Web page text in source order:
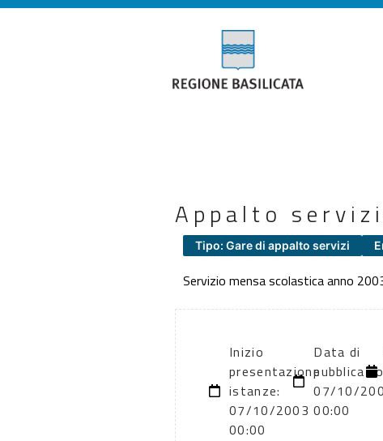
Appalto
Tipo: Gare di appalto servizi
Servizio mensa scolastica anno
Inizio
presentazione
istanze:
07/10/2003
00:00
Data di
07/10/
00:00